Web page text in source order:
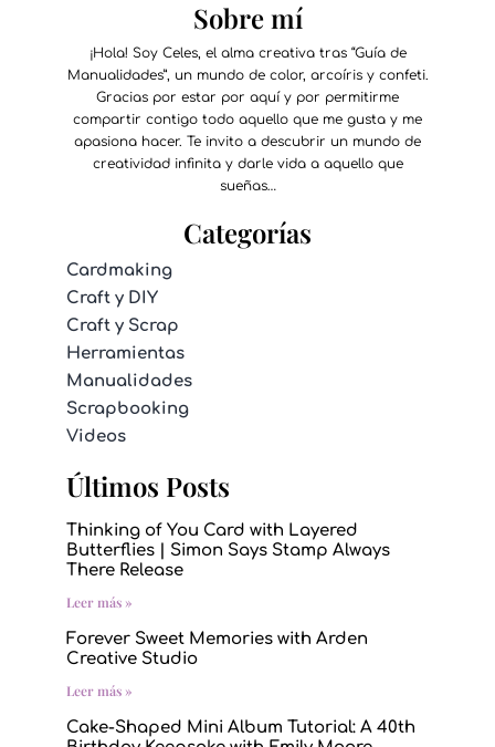
Sobre mí
¡Hola! Soy Celes, el alma creativa tras “Guía de
Manualidades”, un mundo de color, arcoíris y confeti.
Gracias por estar por aquí y por permitirme
compartir contigo todo aquello que me gusta y me
apasiona hacer. Te invito a descubrir un mundo de
creatividad infinita y darle vida a aquello que
sueñas…
Categorías
Cardmaking
Craft y DIY
Craft y Scrap
Herramientas
Manualidades
Scrapbooking
Videos
Últimos Posts
Thinking of You Card with Layered
Butterflies | Simon Says Stamp Always
There Release
Leer más »
Forever Sweet Memories with Arden
Creative Studio
Leer más »
Cake-Shaped Mini Album Tutorial: A 40th